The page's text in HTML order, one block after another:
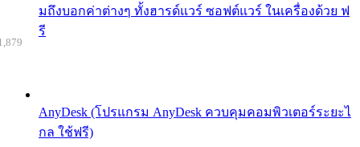
มถึงบอกค่าต่างๆ ทั้งฮารด์แวร์ ซอฟต์แวร์ ในเครื่องด้วย ฟ
รี
AnyDesk (โปรแกรม AnyDesk ควบคุมคอมพิวเตอร์ระยะไ
กล ใช้ฟรี)